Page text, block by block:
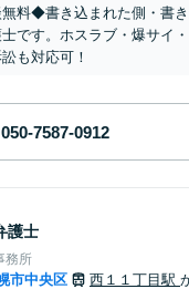
料◆書き込まれた側・書
です。ホスラブ・爆サイ
も対応可！
護士
務所
市中央区 西１１丁目駅